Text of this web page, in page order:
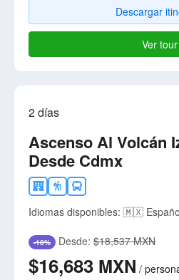
Descargar
Ver tour
2 días
Ascenso Al Volcán
Desde Cdmx
Idiomas disponibles: 🇲🇽
-10% Desde: $18,537 MXN
$16,683 MXN /